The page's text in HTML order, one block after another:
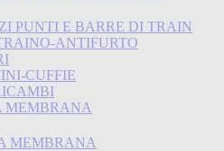
PUNTI E BARRE DI TRAIN
ANTIFURTO
CUFFIE
MEMBRANA
MEMBRANA